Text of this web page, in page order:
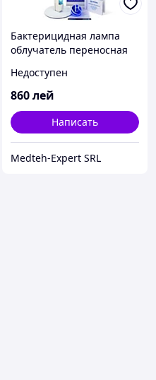
Бактерицидная лампа
облучатель переносная
Недоступен
860лей
Написать
Medteh-Expert SRL